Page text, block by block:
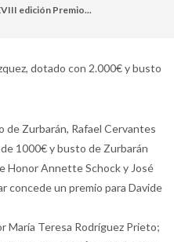
edición Premio...
dotado con 2.000€ y busto
de Zurbarán, Rafael Cervantes
1000€ y busto de Zurbarán
Honor Annette Schock y José
concede un premio para Davide
María Teresa Rodríguez Prieto;